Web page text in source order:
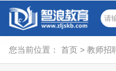
您当前位置： 首页 > 教师招